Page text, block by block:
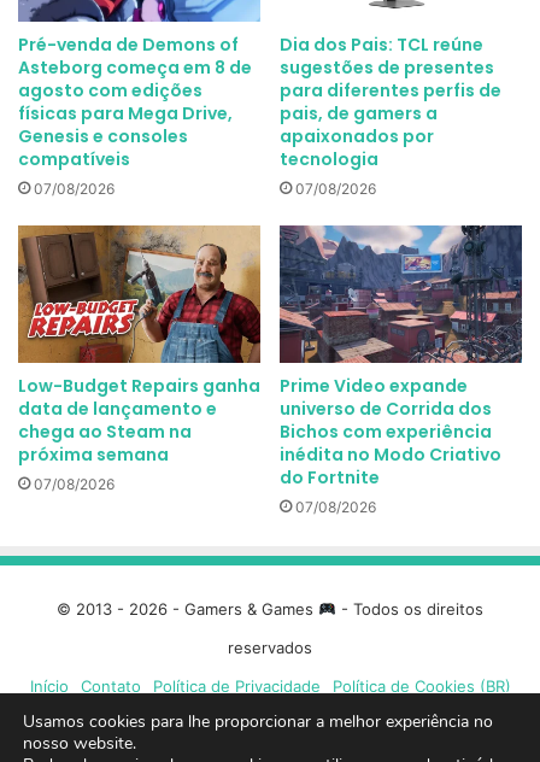
Pré-venda de Demons of
Asteborg começa em 8 de
agosto com edições
físicas para Mega Drive,
Genesis e consoles
compatíveis
07/08/2026
Dia dos Pais: TCL reúne
sugestões de presentes
para diferentes perfis de
pais, de gamers a
apaixonados por
tecnologia
07/08/2026
Low-Budget Repairs ganha
data de lançamento e
chega ao Steam na
próxima semana
07/08/2026
Prime Video expande
universo de Corrida dos
Bichos com experiência
inédita no Modo Criativo
do Fortnite
07/08/2026
© 2013 - 2026 - Gamers & Games
- Todos os direitos
reservados
Início
Contato Política de Privacidade Política de Cookies (BR)
Facebook
X
Usamos cookies para lhe proporcionar a melhor experiência no
nosso website.